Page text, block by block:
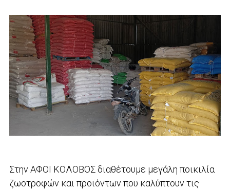
Στην ΑΦΟΙ ΚΟΛΟΒΟΣ διαθέτουμε μεγάλη ποικιλία
ζωοτροφών και προϊόντων που καλύπτουν τις